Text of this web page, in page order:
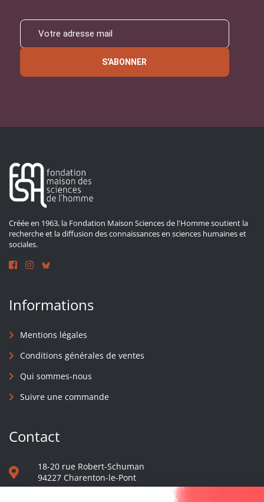
S'ABONNER
Créée en 1963, la Fondation Maison Sciences de l'Homme soutient la
recherche et la diffusion des connaissances en sciences humaines et
sociales.
Informations
Mentions légales
Conditions générales de ventes
Qui sommes-nous
Suivre une commande
Contact
18-20 rue Robert-Schuman
94227 Charenton-le-Pont